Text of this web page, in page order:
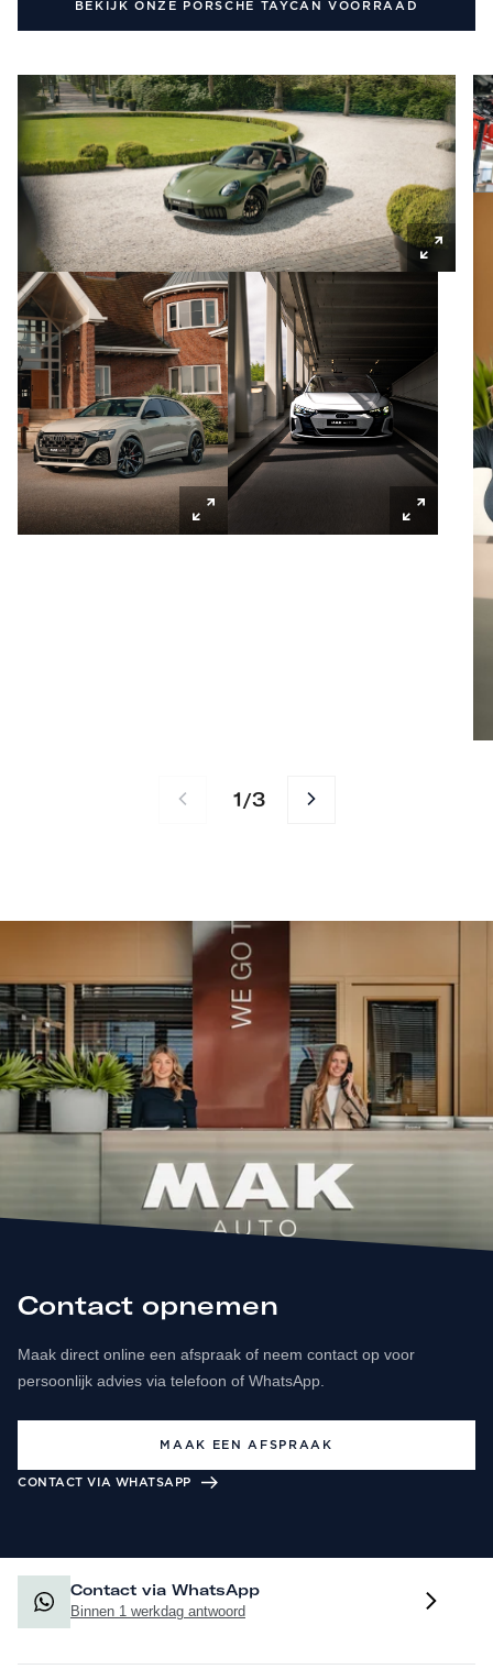
BEKIJK ONZE PORSCHE TAYCAN VOORRAAD
1/3
Contact opnemen
Maak direct online een afspraak of neem contact op voor
persoonlijk advies via telefoon of WhatsApp.
MAAK EEN AFSPRAAK
CONTACT VIA WHATSAPP
Contact via WhatsApp
Binnen 1 werkdag antwoord